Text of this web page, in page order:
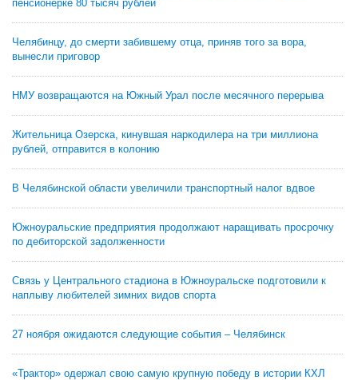
пенсионерке 80 тысяч рублей
Челябинцу, до смерти забившему отца, приняв того за вора,
вынесли приговор
НМУ возвращаются на Южный Урал после месячного перерыва
Жительница Озерска, кинувшая наркодилера на три миллиона
рублей, отправится в колонию
В Челябинской области увеличили транспортный налог вдвое
Южноуральские предприятия продолжают наращивать просрочку
по дебиторской задолженности
Связь у Центрального стадиона в Южноуральске подготовили к
наплыву любителей зимних видов спорта
27 ноября ожидаются следующие события – Челябинск
«Трактор» одержал свою самую крупную победу в истории КХЛ